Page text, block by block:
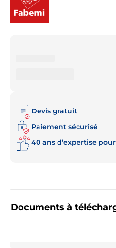
Documents à
Devis gratuit
Paiement sécurisé
40 ans d’expertise